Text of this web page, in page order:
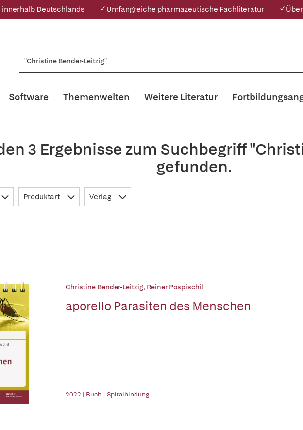
innerhalb Deutschlands ✓ Umfangreiche pharmazeutische Fachliteratur ✓
Software Themenwelten Weitere Literatur
3 Ergebnisse zum Suchbegriff
gefunden.
Produktart Verlag
Christine Bender-Leitzig, Reiner Pospischil
aporello Parasiten des Menschen
2022 | Buch - Spiralbindung